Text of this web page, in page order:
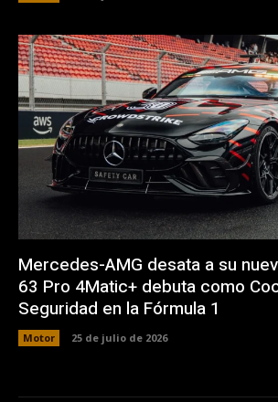
Mercedes-AMG desata a su
63 Pro 4Matic+ debuta como
Seguridad en la Fórmula 1
Motor 25 de julio de 2026